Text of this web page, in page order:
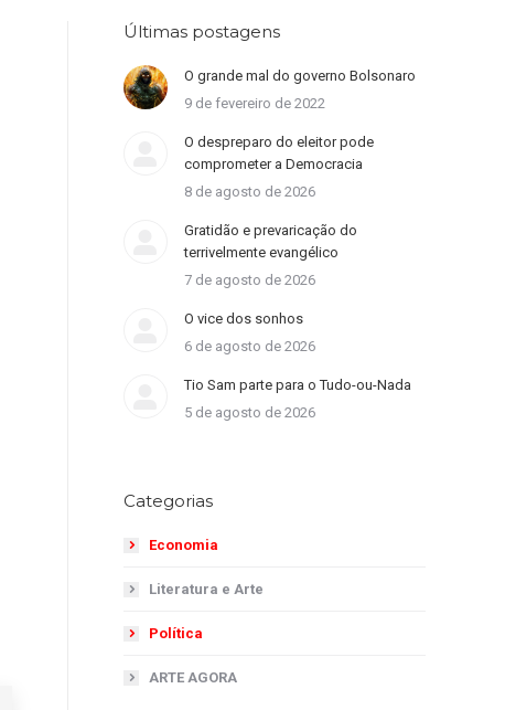
Últimas postagens
O grande mal do governo Bolsonaro
9 de fevereiro de 2022
O despreparo do eleitor pode
comprometer a Democracia
8 de agosto de 2026
Gratidão e prevaricação do
terrivelmente evangélico
7 de agosto de 2026
O vice dos sonhos
6 de agosto de 2026
Tio Sam parte para o Tudo-ou-Nada
5 de agosto de 2026
Categorias
Economia
Literatura e Arte
Política
ARTE AGORA